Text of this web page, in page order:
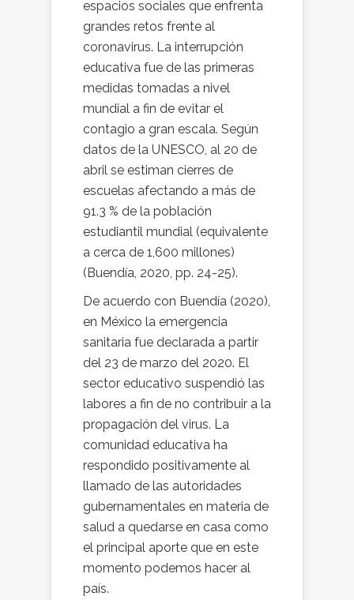
espacios sociales que enfrenta
grandes retos frente al
coronavirus. La interrupción
educativa fue de las primeras
medidas tomadas a nivel
mundial a fin de evitar el
contagio a gran escala. Según
datos de la UNESCO, al 20 de
abril se estiman cierres de
escuelas afectando a más de
91.3 % de la población
estudiantil mundial (equivalente
a cerca de 1,600 millones)
(Buendía, 2020, pp. 24-25).
De acuerdo con Buendía (2020),
en México la emergencia
sanitaria fue declarada a partir
del 23 de marzo del 2020. El
sector educativo suspendió las
labores a fin de no contribuir a la
propagación del virus. La
comunidad educativa ha
respondido positivamente al
llamado de las autoridades
gubernamentales en materia de
salud a quedarse en casa como
el principal aporte que en este
momento podemos hacer al
país.